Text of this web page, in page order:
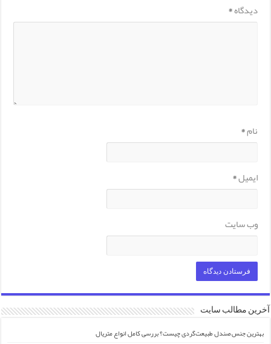
دیدگاه*
نام*
ایمیل*
وب‌ سایت
آخرین مطالب سایت
بهترین جنس صندل طبیعت‌گردی چیست؟ بررسی کامل انواع متریال